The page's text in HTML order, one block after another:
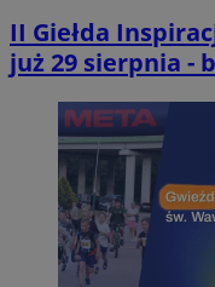
II Giełda
już 29 sierpnia -